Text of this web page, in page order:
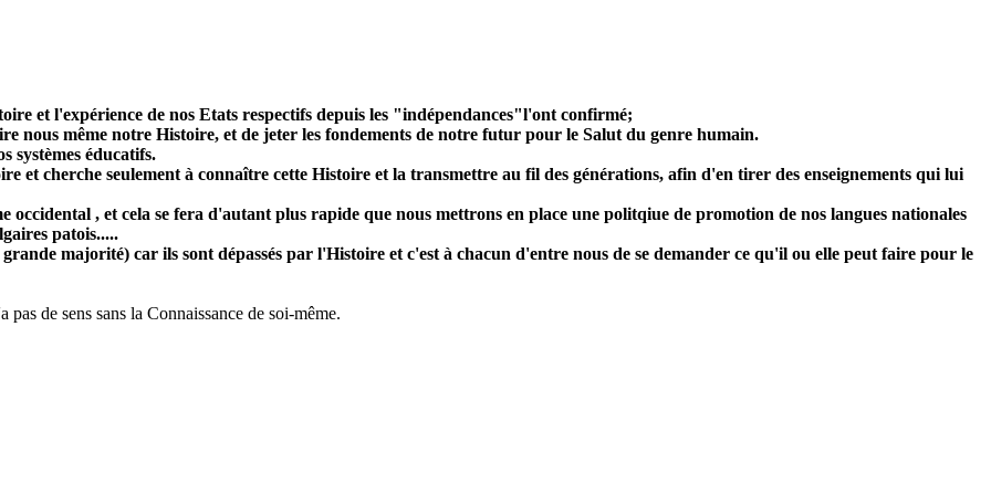
et l'expérience de nos Etats respectifs depuis les "indépendances"l'ont confirmé;
nous même notre Histoire, et de jeter les fondements de notre futur pour le Salut du genre humain.
systèmes éducatifs.
et cherche seulement à connaître cette Histoire et la transmettre au fil des générations, afin d'en tirer des enseignements qui lui
, et cela se fera d'autant plus rapide que nous mettrons en place une politqiue de promotion de nos langues nationales
patois.....
majorité) car ils sont dépassés par l'Histoire et c'est à chacun d'entre nous de se demander ce qu'il ou elle peut faire pour le
de sens sans la Connaissance de soi-même.